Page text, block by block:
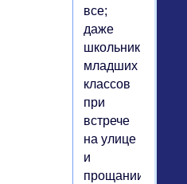
все;
даже
школьники
младших
классов
при
встрече
на улице
и
прощании